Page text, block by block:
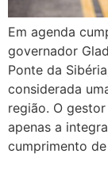
Em agenda
governador
Ponte da
considerada
região. O
apenas a
cumprimento